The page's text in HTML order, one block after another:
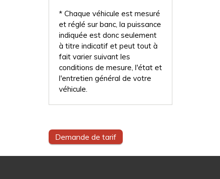
* Chaque véhicule est mesuré
et réglé sur banc, la puissance
indiquée est donc seulement
à titre indicatif et peut tout à
fait varier suivant les
conditions de mesure, l'état et
l'entretien général de votre
véhicule.
Demande de tarif